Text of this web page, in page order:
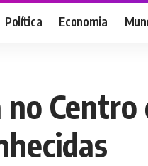
Política Economia